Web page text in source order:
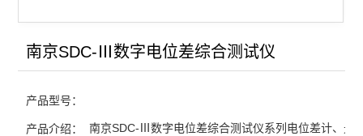
南京SDC-Ⅲ数字电位差综合测试仪
产品型号：
产品介绍：
南京SDC-Ⅲ数字电位差综合测试仪系列电位差计、光